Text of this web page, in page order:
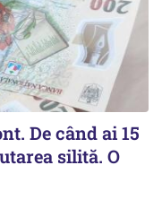
De când ai 15
silită. O